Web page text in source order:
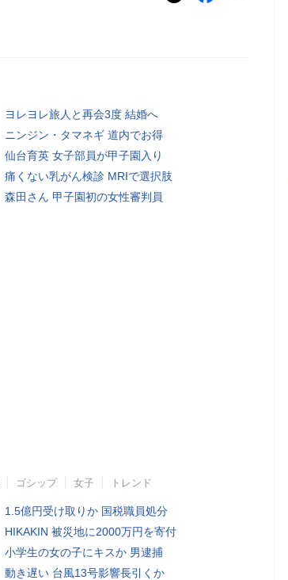
ヨレヨレ旅人と再会3度 結婚へ
ニンジン・タマネギ 道内でお得
仙台育英 女子部員が甲子園入り
痛くない乳がん検診 MRIで選択肢
森田さん 甲子園初の女性審判員
ゴシップ 女子 トレンド
1.5億円受け取りか 国税職員処分
HIKAKIN 被災地に2000万円を寄付
小学生の女の子にキスか 男逮捕
動き遅い 台風13号影響長引くか